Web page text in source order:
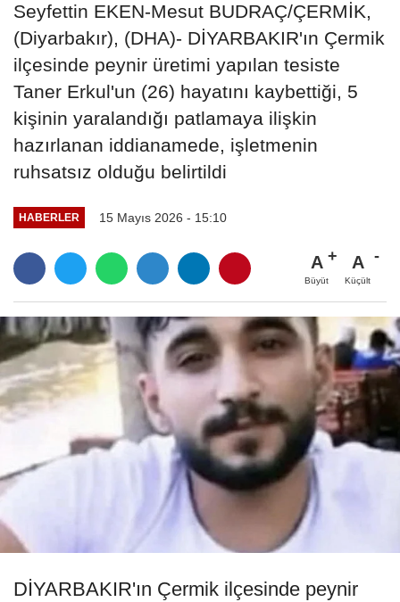
Seyfettin EKEN-Mesut BUDRAÇ/ÇERMİK,
(Diyarbakır), (DHA)- DİYARBAKIR'ın Çermik
ilçesinde peynir üretimi yapılan tesiste
Taner Erkul'un (26) hayatını kaybettiği, 5
kişinin yaralandığı patlamaya ilişkin
hazırlanan iddianamede, işletmenin
ruhsatsız olduğu belirtildi
HABERLER 15 Mayıs 2026 - 15:10
A
Büyüt
A
Küçült
DİYARBAKIR'ın Çermik ilçesinde peynir